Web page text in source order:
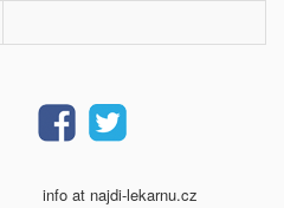
info at najdi-lekarnu.cz